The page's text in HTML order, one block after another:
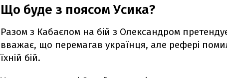
Що буде з поясом Усика?
Разом з Кабаєлом на бій з Олександром
вважає, що перемагав українця, але рефері
їхній бій.